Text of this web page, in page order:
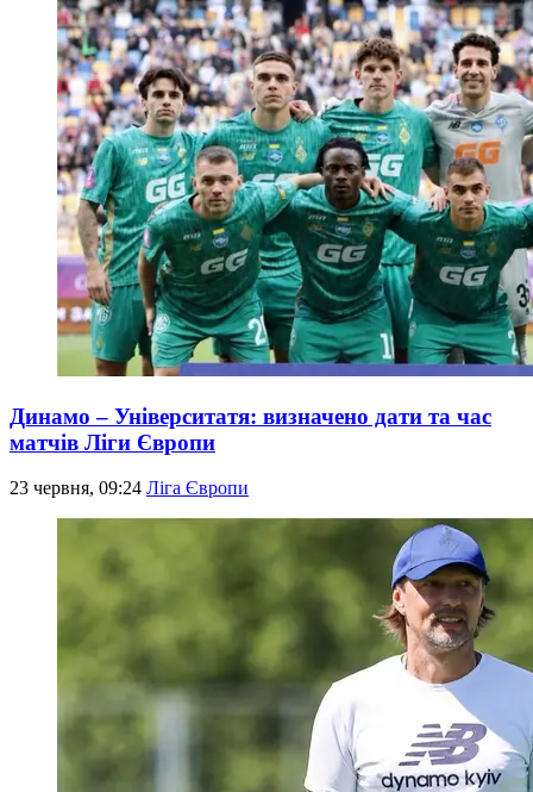
Динамо – Університатя: визначено дати та час
матчів Ліги Європи
23 червня, 09:24 Ліга Європи